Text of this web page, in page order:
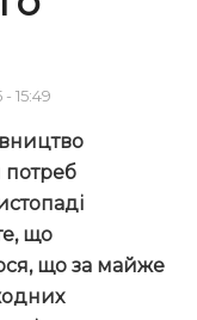
15:49
потреб
що
що за майже